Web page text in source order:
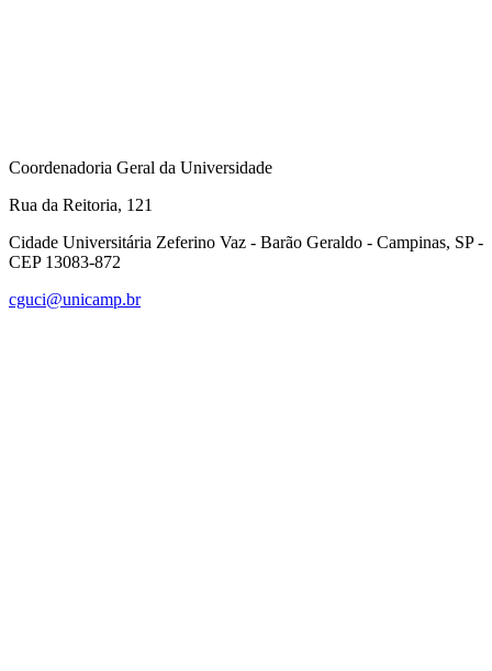
Coordenadoria Geral da Universidade
Rua da Reitoria, 121
Cidade Universitária Zeferino Vaz - Barão Geraldo - Campinas, SP -
CEP 13083-872
cguci@unicamp.br